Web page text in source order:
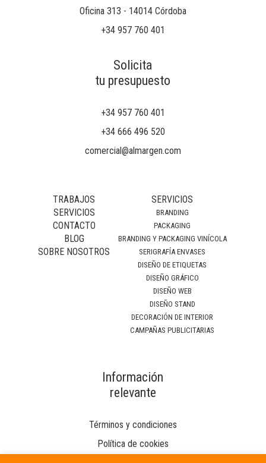
Oficina 313 - 14014 Córdoba
+34 957 760 401
Solicita
tu presupuesto
+34 957 760 401
+34 666 496 520
comercial@almargen.com
TRABAJOS
SERVICIOS
CONTACTO
BLOG
SOBRE NOSOTROS
SERVICIOS
BRANDING
PACKAGING
BRANDING Y PACKAGING VINÍCOLA
SERIGRAFÍA ENVASES
DISEÑO DE ETIQUETAS
DISEÑO GRÁFICO
DISEÑO WEB
DISEÑO STAND
DECORACIÓN DE INTERIOR
CAMPAÑAS PUBLICITARIAS
Información
relevante
Términos y condiciones
Política de cookies